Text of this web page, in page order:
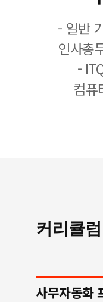
- 일반
인사총
-
컴퓨
커리큘럼
사무자동화